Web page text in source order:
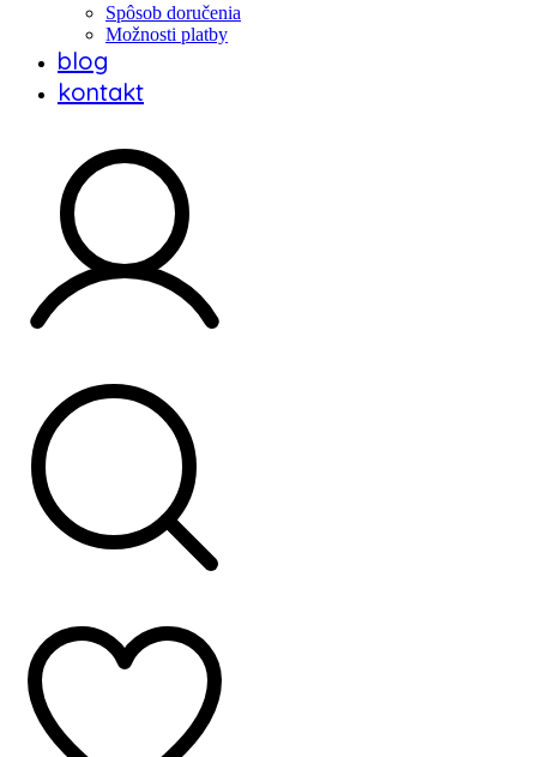
Spôsob doručenia
Možnosti platby
blog
kontakt